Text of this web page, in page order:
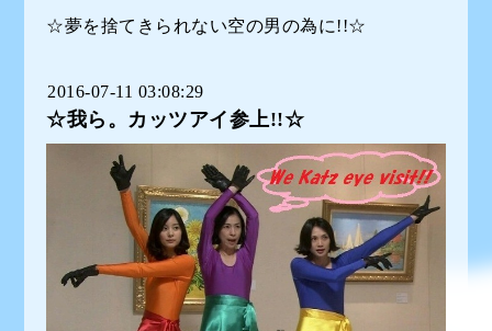
☆夢を捨てきられない空の男の為に!!☆
2016-07-11 03:08:29
☆我ら。カッツアイ参上!!☆